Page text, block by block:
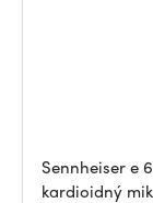
Sennheiser e
kardioidný